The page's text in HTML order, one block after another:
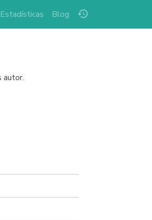
history
Estadísticas Blog
autor.